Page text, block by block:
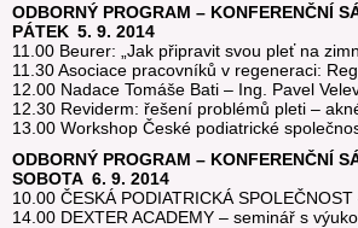
ODBORNÝ PROGRAM – KONFERENČNÍ
PÁTEK 5. 9. 2014
11.00 Beurer: „Jak připravit svou pleť na
11.30 Asociace pracovníků v regeneraci:
12.00 Nadace Tomáše Bati – Ing. Pavel
12.30 Reviderm: řešení problémů pleti –
13.00 Workshop České podiatrické
ODBORNÝ PROGRAM – KONFERENČNÍ
SOBOTA 6. 9. 2014
10.00 ČESKÁ PODIATRICKÁ
14.00 DEXTER ACADEMY – seminář s